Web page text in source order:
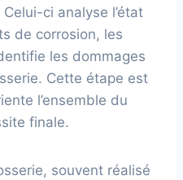
ci analyse l’état
de corrosion, les
les dommages
Cette étape est
l’ensemble du
finale.
souvent réalisé